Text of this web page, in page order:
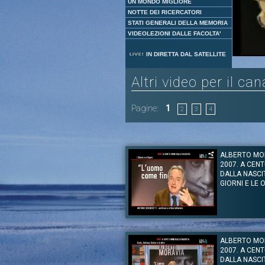
UN MONDO MIGLIORE
NOTTE DEI RICERCATORI
STATI GENERALI DELLA MEMORIA
VIDEOLEZIONI DALLE FACOLTA'
IN DIRETTA DAL SATELLITE
Altri video per il
Pagine: 1 2 3 4
ALBERTO
2007. A
DALLA
GIORNI E LE
Autore:Antonio Debenedetti
Canale:Capolavori della Letteratura
Nel centenario dalla nascita di Alberto
Telematica Internazionale Uninettuno ricorda
pubblica e privata, alcuni aspetti del suo
ALBERTO
2007. A
DALLA